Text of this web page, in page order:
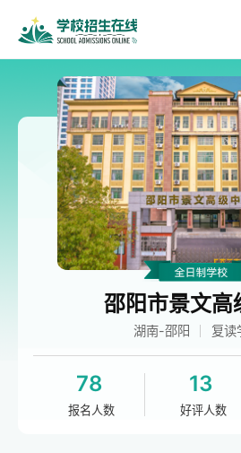
邵阳市景文高
湖南-邵阳 复读
78
报名人数
13
好评人数